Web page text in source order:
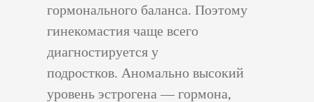
гормонального баланса. Поэтому
гинекомастия чаще всего
диагностируется у
подростков. Аномально высокий
уровень эстрогена — гормона,